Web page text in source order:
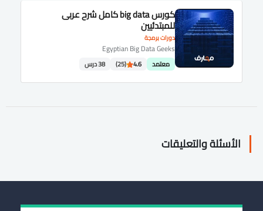
دورات برمجة
كورس big data كامل شرح عربى
للمبتدئيين
Egyptian Big Data Geeks
معتمد 4.6
(25) 38 درس
الأسئلة والتعليقات